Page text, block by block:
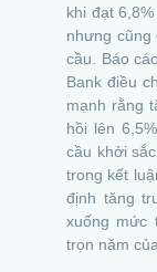
khi đạt
nhưng
cầu. Báo
Bank điều
mạnh rằng
hồi lên
cầu khởi
trong kết
định tăng
xuống mức
trọn năm